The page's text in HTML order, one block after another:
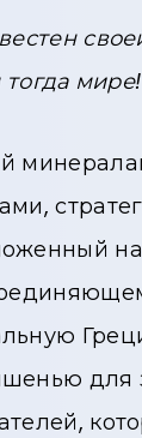
мире!
для